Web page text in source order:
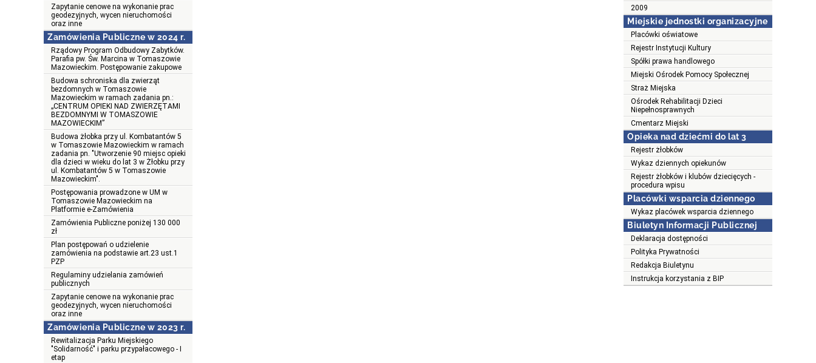
Zapytanie cenowe na wykonanie prac
geodezyjnych, wycen nieruchomości
oraz inne
Zamówienia Publiczne w 2024 r.
Rządowy Program Odbudowy Zabytków.
Parafia pw. Św. Marcina w Tomaszowie
Mazowieckim. Postępowanie zakupowe
Budowa schroniska dla zwierząt
bezdomnych w Tomaszowie
Mazowieckim w ramach zadania pn.:
„CENTRUM OPIEKI NAD ZWIERZĘTAMI
BEZDOMNYMI W TOMASZOWIE
MAZOWIECKIM”
Budowa żłobka przy ul. Kombatantów 5
w Tomaszowie Mazowieckim w ramach
zadania pn. "Utworzenie 90 miejsc opieki
dla dzieci w wieku do lat 3 w Żłobku przy
ul. Kombatantów 5 w Tomaszowie
Mazowieckim".
Postępowania prowadzone w UM w
Tomaszowie Mazowieckim na
Platformie e-Zamówienia
Zamówienia Publiczne poniżej 130 000
zł
Plan postępowań o udzielenie
zamówienia na podstawie art.23 ust.1
PZP
Regulaminy udzielania zamówień
publicznych
Zapytanie cenowe na wykonanie prac
geodezyjnych, wycen nieruchomości
oraz inne
Zamówienia Publiczne w 2023 r.
Rewitalizacja Parku Miejskiego
"Solidarność" i parku przypałacowego - I
etap
2009
Miejskie jednostki organizacyjne
Placówki oświatowe
Rejestr Instytucji Kultury
Spółki prawa handlowego
Miejski Ośrodek Pomocy Społecznej
Straż Miejska
Ośrodek Rehabilitacji Dzieci
Niepełnosprawnych
Cmentarz Miejski
Opieka nad dziećmi do lat 3
Rejestr żłobków
Wykaz dziennych opiekunów
Rejestr żłobków i klubów dziecięcych -
procedura wpisu
Placówki wsparcia dziennego
Wykaz placówek wsparcia dziennego
Biuletyn Informacji Publicznej
Deklaracja dostępności
Polityka Prywatności
Redakcja Biuletynu
Instrukcja korzystania z BIP